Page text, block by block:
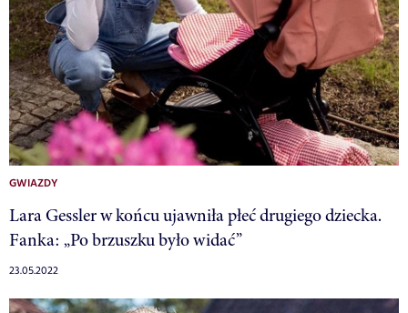
GWIAZDY
Lara Gessler w końcu ujawniła płeć drugiego dziecka.
Fanka: „Po brzuszku było widać”
23.05.2022